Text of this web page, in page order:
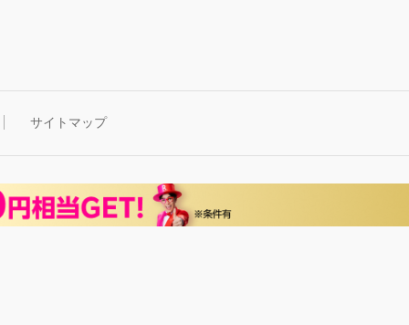
サイトマップ